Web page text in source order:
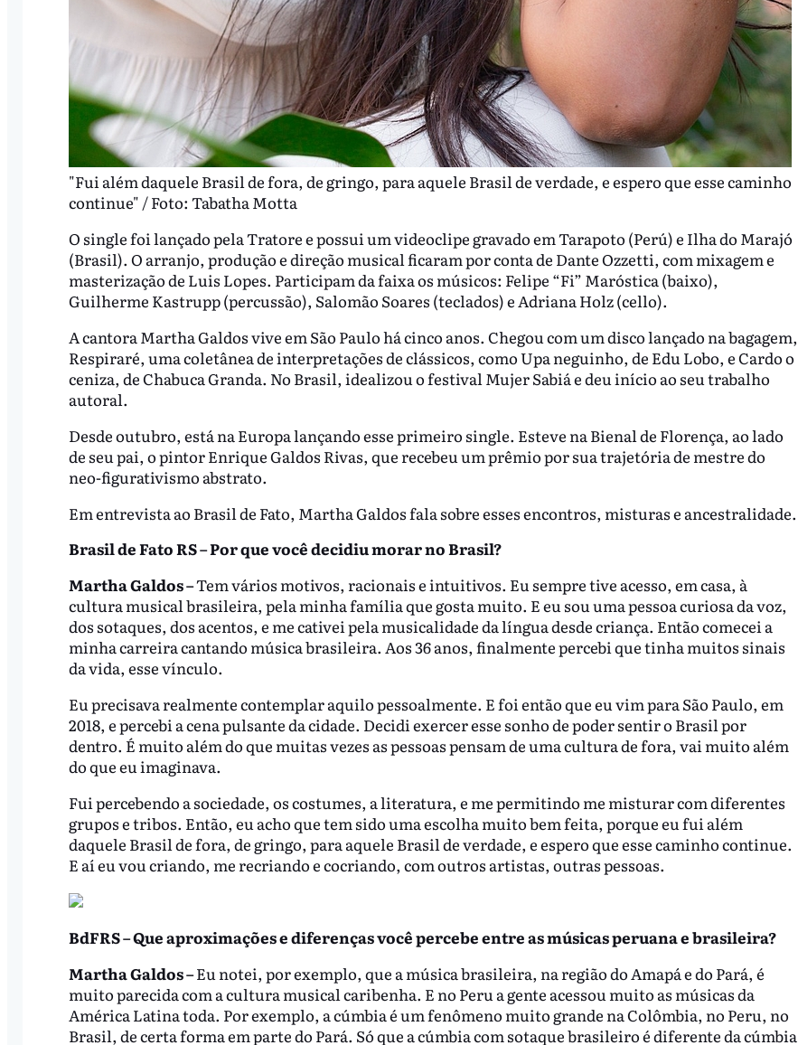
"Fui além daquele Brasil de fora, de gringo, para aquele Brasil de verdade, e espero que esse caminho
continue" / Foto: Tabatha Motta
O single foi lançado pela Tratore e possui um videoclipe gravado em Tarapoto (Perú) e Ilha do Marajó
(Brasil). O arranjo, produção e direção musical ficaram por conta de Dante Ozzetti, com mixagem e
masterização de Luis Lopes. Participam da faixa os músicos: Felipe “Fi” Maróstica (baixo),
Guilherme Kastrupp (percussão), Salomão Soares (teclados) e Adriana Holz (cello).
A cantora Martha Galdos vive em São Paulo há cinco anos. Chegou com um disco lançado na bagagem,
Respiraré, uma coletânea de interpretações de clássicos, como Upa neguinho, de Edu Lobo, e Cardo o
ceniza, de Chabuca Granda. No Brasil, idealizou o festival Mujer Sabiá e deu início ao seu trabalho
autoral.
Desde outubro, está na Europa lançando esse primeiro single. Esteve na Bienal de Florença, ao lado
de seu pai, o pintor Enrique Galdos Rivas, que recebeu um prêmio por sua trajetória de mestre do
neo-figurativismo abstrato.
Em entrevista ao Brasil de Fato, Martha Galdos fala sobre esses encontros, misturas e ancestralidade.
Brasil de Fato RS – Por que você decidiu morar no Brasil?
Martha Galdos –Tem vários motivos, racionais e intuitivos. Eu sempre tive acesso, em casa, à
cultura musical brasileira, pela minha família que gosta muito. E eu sou uma pessoa curiosa da voz,
dos sotaques, dos acentos, e me cativei pela musicalidade da língua desde criança. Então comecei a
minha carreira cantando música brasileira. Aos 36 anos, finalmente percebi que tinha muitos sinais
da vida, esse vínculo.
Eu precisava realmente contemplar aquilo pessoalmente. E foi então que eu vim para São Paulo, em
2018, e percebi a cena pulsante da cidade. Decidi exercer esse sonho de poder sentir o Brasil por
dentro. É muito além do que muitas vezes as pessoas pensam de uma cultura de fora, vai muito além
do que eu imaginava.
Fui percebendo a sociedade, os costumes, a literatura, e me permitindo me misturar com diferentes
grupos e tribos. Então, eu acho que tem sido uma escolha muito bem feita, porque eu fui além
daquele Brasil de fora, de gringo, para aquele Brasil de verdade, e espero que esse caminho continue.
E aí eu vou criando, me recriando e cocriando, com outros artistas, outras pessoas.
BdFRS – Que aproximações e diferenças você percebe entre as músicas peruana e brasileira?
Martha Galdos –Eu notei, por exemplo, que a música brasileira, na região do Amapá e do Pará, é
muito parecida com a cultura musical caribenha. E no Peru a gente acessou muito as músicas da
América Latina toda. Por exemplo, a cúmbia é um fenômeno muito grande na Colômbia, no Peru, no
Brasil, de certa forma em parte do Pará. Só que a cúmbia com sotaque brasileiro é diferente da cúmbia